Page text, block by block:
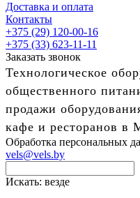
Доставка и оплата
Контакты
+375 (29) 120-00-16
+375 (33) 623-11-11
Заказать звонок
Технологическое
общественного
продажи
кафе и ресторанов в
Обработка персональных
vels@vels.by
Искать: везде